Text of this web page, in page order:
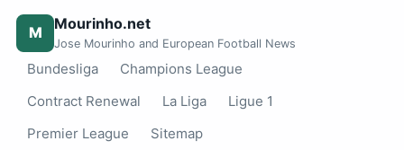
M Mourinho.net
Jose Mourinho and European Football News
Bundesliga
Champions League
Contract Renewal
La Liga
Ligue 1
Premier League
Sitemap